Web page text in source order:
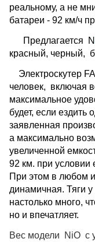
реальному, а не
батареи - 92 км/ч
Предлагается N
красный, черный,
Электроскутер
человек, включая
максимальное
будет, если
заявленная
а максимально
увеличенной
92 км. при
При этом в любом
динамичная. Тяги
настолько много,
но и впечатляет.
Вес модели NiO с